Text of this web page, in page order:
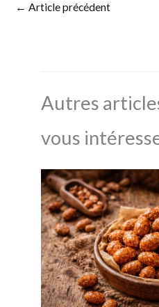
← Article précédent
Autres
vous